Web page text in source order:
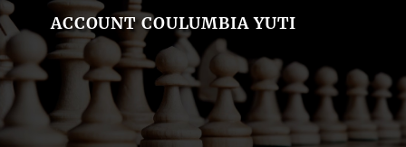
ACCOUNT COULUMBIA YUTI